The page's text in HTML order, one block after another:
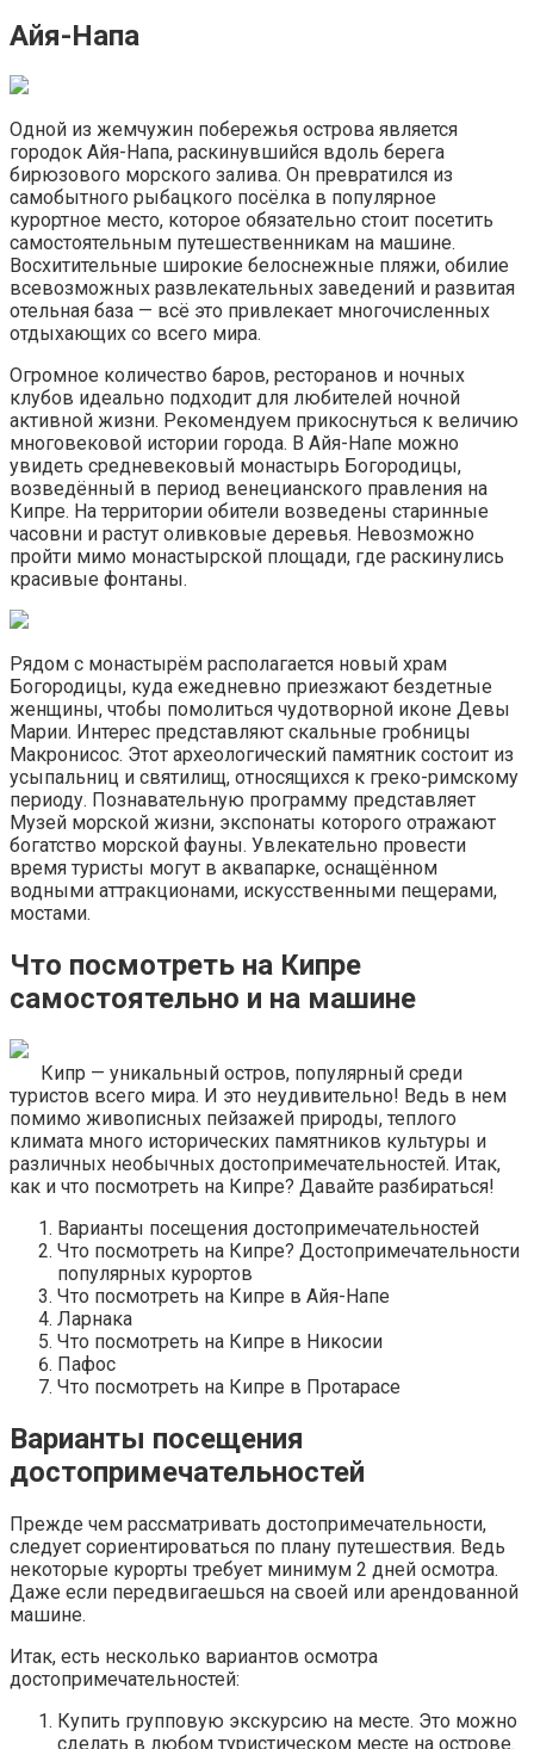
Айя-Напа
Одной из жемчужин побережья острова является
городок Айя-Напа, раскинувшийся вдоль берега
бирюзового морского залива. Он превратился из
самобытного рыбацкого посёлка в популярное
курортное место, которое обязательно стоит посетить
самостоятельным путешественникам на машине.
Восхитительные широкие белоснежные пляжи, обилие
всевозможных развлекательных заведений и развитая
отельная база — всё это привлекает многочисленных
отдыхающих со всего мира.
Огромное количество баров, ресторанов и ночных
клубов идеально подходит для любителей ночной
активной жизни. Рекомендуем прикоснуться к величию
многовековой истории города. В Айя-Напе можно
увидеть средневековый монастырь Богородицы,
возведённый в период венецианского правления на
Кипре. На территории обители возведены старинные
часовни и растут оливковые деревья. Невозможно
пройти мимо монастырской площади, где раскинулись
красивые фонтаны.
Рядом с монастырём располагается новый храм
Богородицы, куда ежедневно приезжают бездетные
женщины, чтобы помолиться чудотворной иконе Девы
Марии. Интерес представляют скальные гробницы
Макронисос. Этот археологический памятник состоит из
усыпальниц и святилищ, относящихся к греко-римскому
периоду. Познавательную программу представляет
Музей морской жизни, экспонаты которого отражают
богатство морской фауны. Увлекательно провести
время туристы могут в аквапарке, оснащённом
водными аттракционами, искусственными пещерами,
мостами.
Что посмотреть на Кипре
самостоятельно и на машине
Кипр — уникальный остров, популярный среди
туристов всего мира. И это неудивительно! Ведь в нем
помимо живописных пейзажей природы, теплого
климата много исторических памятников культуры и
различных необычных достопримечательностей. Итак,
как и что посмотреть на Кипре? Давайте разбираться!
Варианты посещения достопримечательностей
Что посмотреть на Кипре? Достопримечательности
популярных курортов
Что посмотреть на Кипре в Айя-Напе
Ларнака
Что посмотреть на Кипре в Никосии
Пафос
Что посмотреть на Кипре в Протарасе
Варианты посещения
достопримечательностей
Прежде чем рассматривать достопримечательности,
следует сориентироваться по плану путешествия. Ведь
некоторые курорты требует минимум 2 дней осмотра.
Даже если передвигаешься на своей или арендованной
машине.
Итак, есть несколько вариантов осмотра
достопримечательностей:
Купить групповую экскурсию на месте. Это можно
сделать в любом туристическом месте на острове.